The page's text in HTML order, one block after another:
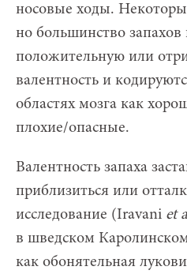
носовые ходы.
но большинство
положительную или
валентность и
областях мозга как
плохие/опасные.
Валентность запаха
приблизиться или
исследование (Iravani et
в шведском
как обонятельная